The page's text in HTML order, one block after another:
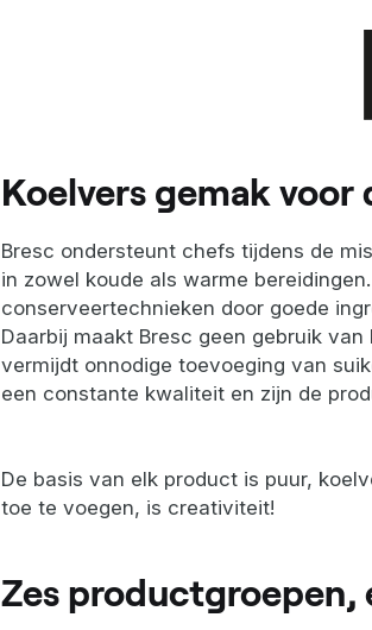
Koelvers gemak
Bresc ondersteunt chefs tijdens de
in zowel koude als warme
conserveertechnieken door goede
Daarbij maakt Bresc geen gebruik
vermijdt onnodige toevoeging van
een constante kwaliteit en zijn de
De basis van elk product is puur,
toe te voegen, is creativiteit!
Zes